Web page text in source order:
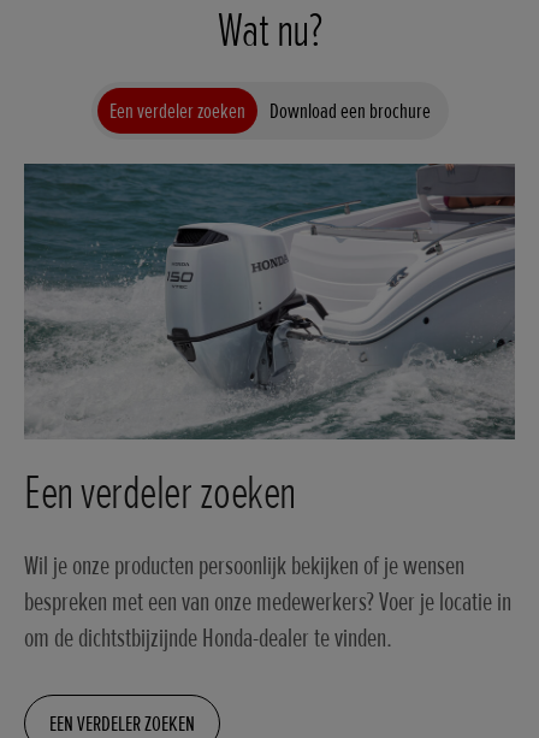
Wat nu?
Een verdeler zoeken Download een brochure
Een verdeler zoeken
Wil je onze producten persoonlijk bekijken of je wensen
bespreken met een van onze medewerkers? Voer je locatie in
om de dichtstbijzijnde Honda-dealer te vinden.
EEN VERDELER ZOEKEN